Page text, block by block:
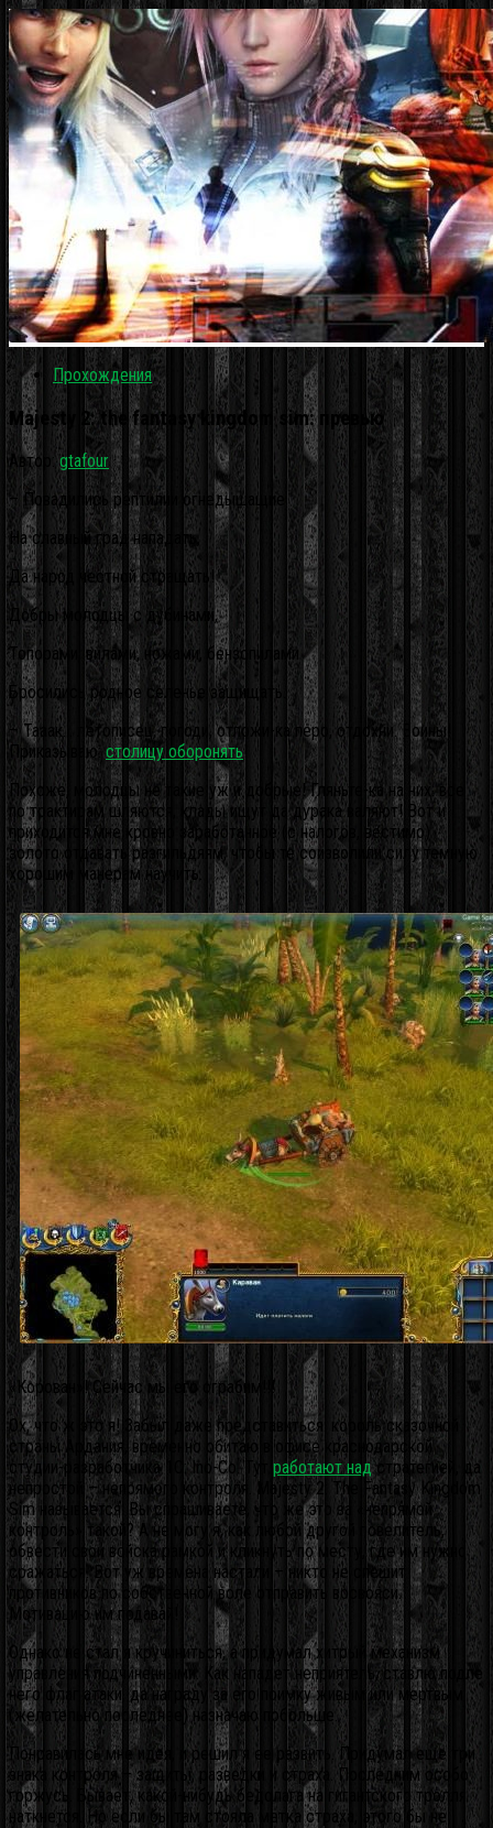
Прохождения
Majesty 2: the fantasy kingdom sim: превью
Автор:gtafour ·
– Повадились рептилии огнедышащие
На славный град нападать,
Да народ честной стращать!
Добры молодцы c дубинами,
Топорами, вилами, ножами, бензопилами
Бросились родное селенье защищать.
– Тааак… летописец, погоди, отложи-ка перо, отдохни. Воины!
Приказываю: столицу оборонять!
Похоже, молодцы не такие уж и добрые! Гляньте-ка на них: все
по трактирам шляются, клады ищут да дурака валяют! Вот и
приходится мне кровно заработанное (с налогов, вестимо)
золото отдавать разгильдяям, чтобы те соизволили силу темную
хорошим манерам научить.
«Корован»! Сейчас мы его ограбим!!!
Ох, что ж это я! Забыл даже представиться: король сказочной
страны Ардания, временно обитаю в офисе краснодарской
студии-разработчика 1С: Ino-Co. Тут работают надстратегией, да
непростой – непрямого контроля. Majesty 2: The Fantasy Kingdom
Sim называется. Вы спрашиваете, что же это за «непрямой
контроль» такой? А не могу я, как любой другой повелитель,
обвести свои войска рамкой и кликнуть по месту, где им нужно
сражаться. Вот уж времена настали – никто не спешит
противников по собственной воле отправить восвояси.
Мотивацию им подавай!
Однако не стал я кручиниться, а придумал хитрый механизм
управления подчиненными. Как нападет неприятель, ставлю подле
него флаг атаки, да награду за его поимку живым или мертвым
(желательно последнее) назначаю побольше.
Понравилась мне идея, и решил я ее развить. Придумал еще три
знака контроля – защиты, разведки и страха. Последним особо
горжусь. Бывает, какой-нибудь бедолага на гигантского тролля
наткнется. Но если бы там стояла метка страха, этого бы не